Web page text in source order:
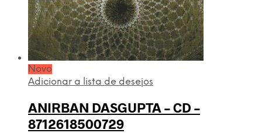
Novo
Adicionar a lista de desejos
ANIRBAN DASGUPTA – CD –
8712618500729